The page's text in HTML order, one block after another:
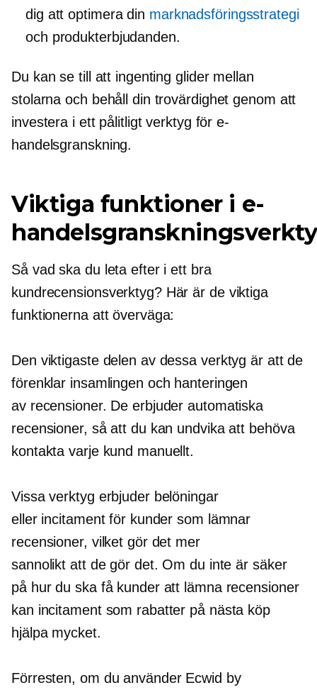
dig att optimera din marknadsföringsstrategi
och produkterbjudanden.
Du kan se till att ingenting glider mellan
stolarna och behåll din trovärdighet genom att
investera i ett pålitligt verktyg för e-
handelsgranskning.
Viktiga funktioner i e-
Så vad ska du leta efter i ett bra
kundrecensionsverktyg? Här är de viktiga
funktionerna att överväga:
Den viktigaste delen av dessa verktyg är att de
förenklar insamlingen och hanteringen
av recensioner. De erbjuder automatiska
recensioner, så att du kan undvika att behöva
kontakta varje kund manuellt.
Vissa verktyg erbjuder belöningar
eller incitament för kunder som lämnar
recensioner, vilket gör det mer
sannolikt att de gör det. Om du inte är säker
på hur du ska få kunder att lämna recensioner
kan incitament som rabatter på nästa köp
hjälpa mycket.
Förresten, om du använder Ecwid by